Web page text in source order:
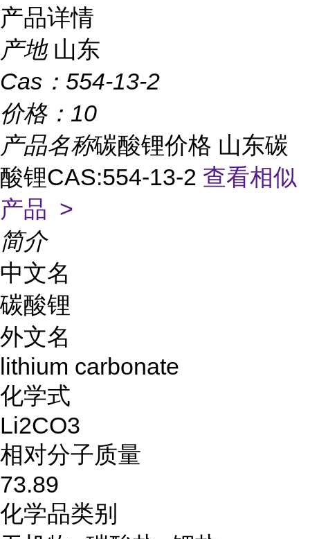
产品详情
产地 山东
Cas： 554-13-2
价格： 10
产品名称碳酸锂价格 山东碳
酸锂CAS:554-13-2 查看相似
产品 >
简介
中文名
碳酸锂
外文名
lithium carbonate
化学式
Li2CO3
相对分子质量
73.89
化学品类别